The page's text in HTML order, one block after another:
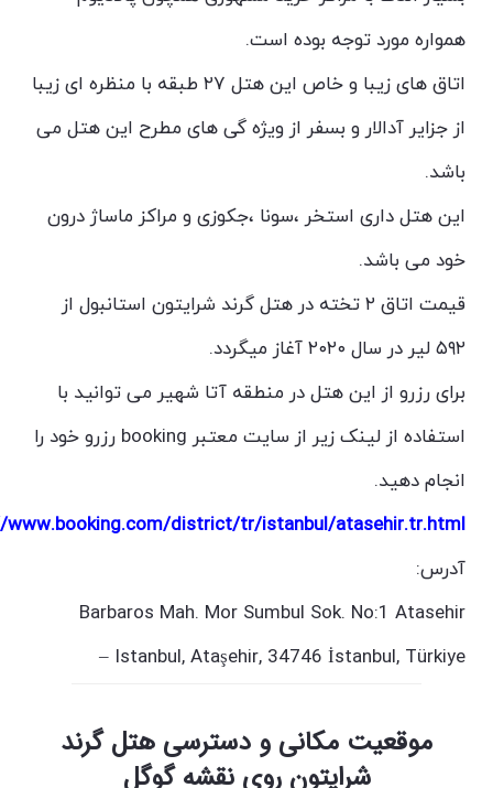
همواره مورد توجه بوده است.
اتاق های زیبا و خاص این هتل ۲۷ طبقه با منظره ای زیبا
از جزایر آدالار و بسفر از ویژه گی های مطرح این هتل می
باشد.
این هتل داری استخر ،سونا ،جکوزی و مراکز ماساژ درون
خود می باشد.
قیمت اتاق ۲ تخته در هتل گرند شرایتون استانبول از
۵۹۲ لیر در سال ۲۰۲۰ آغاز میگردد.
برای رزرو از این هتل در منطقه آتا شهیر می توانید با
استفاده از لینک زیر از سایت معتبر booking رزرو خود را
انجام دهید.
district/tr/istanbul/atasehir.tr.html
آدرس:
Barbaros Mah. Mor Sumbul Sok. No:1 Atasehir
Istanbul, Ataşehir, 34746 İstanbul, Türkiye
–
موقعیت مکانی و دسترسی هتل گرند
شرایتون روی نقشه گوگل